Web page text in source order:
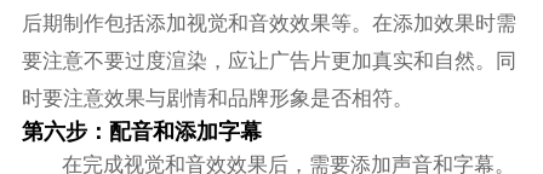
后期制作包括添加视觉和音效效果等。在添加效果时需
要注意不要过度渲染，应让广告片更加真实和自然。同
时要注意效果与剧情和品牌形象是否相符。
第六步：配音和添加字幕
在完成视觉和音效效果后，需要添加声音和字幕。